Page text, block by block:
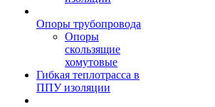
Опоры трубопровода
Опоры
скользящие
хомутовые
Гибкая теплотрасса в
ППУ изоляции